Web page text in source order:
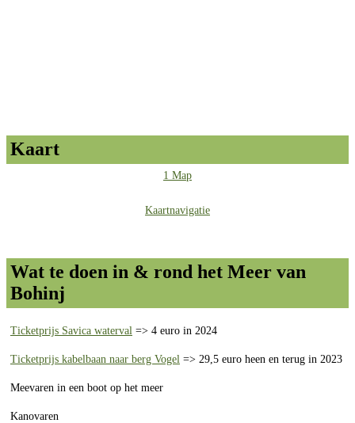
Kaart
1 Map
Kaartnavigatie
Wat te doen in & rond het Meer van
Bohinj
Ticketprijs Savica waterval => 4 euro in 2024
Ticketprijs kabelbaan naar berg Vogel => 29,5 euro heen en terug in 2023
Meevaren in een boot op het meer
Kanovaren